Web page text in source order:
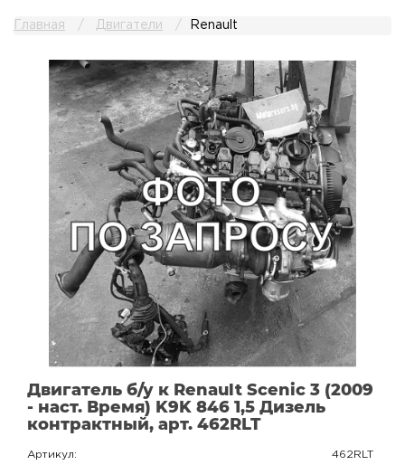
Главная Двигатели Renault
Двигатель б/у к Renault Scenic 3 (2009
- наст. Время) K9K 846 1,5 Дизель
контрактный, арт. 462RLT
Артикул: 462RLT